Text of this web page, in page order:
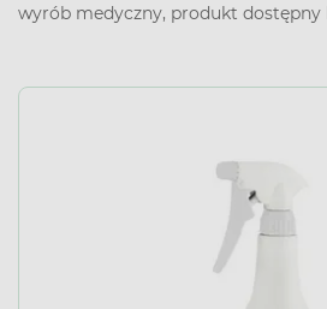
wyrób medyczny, produkt dostępny